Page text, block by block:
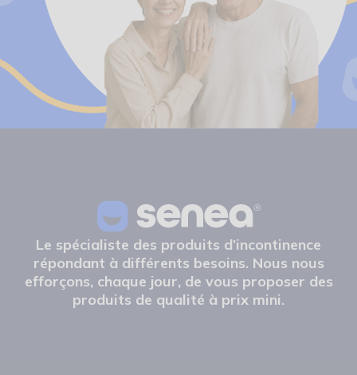
Le spécialiste des produits d’incontinence
répondant à différents besoins. Nous nous
efforçons, chaque jour, de vous proposer des
produits de qualité à prix mini.